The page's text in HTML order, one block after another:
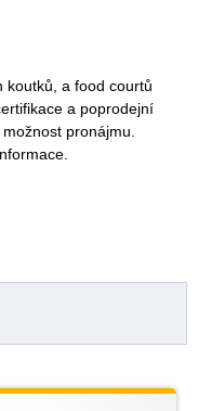
koutků, a food courtů
a poprodejní
pronájmu.